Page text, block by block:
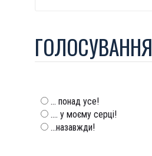
ГОЛОСУВАННЯ
... понад усе!
.... у моєму серці!
...назавжди!